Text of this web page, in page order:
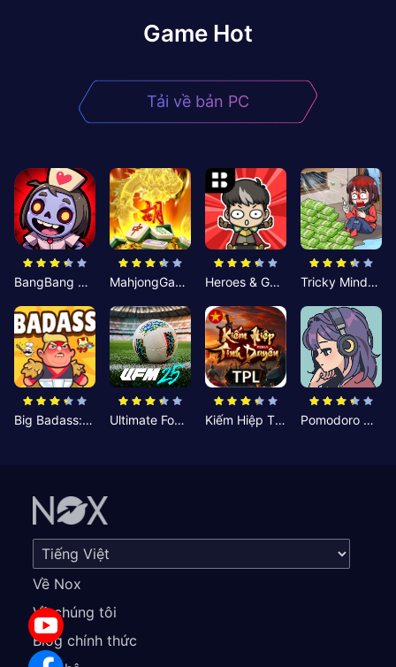
Game Hot
Tải về bản PC
BangBang Zombies:Chiến Shelter MahjongGame Heroes & Gear? Yoink! Tricky Minds: Brainy Puzzle
Big Badass: Game AFK Idle RPG Ultimate Football Manager Kiếm Hiệp Tình Duyên Pomodoro Nhỏ: Giờ Tập Trung
Về Nox
Về chúng tôi
Blog chính thức